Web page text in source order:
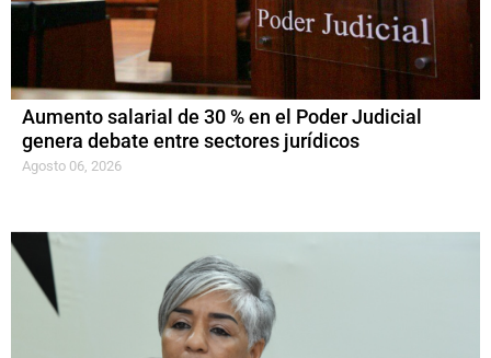
Aumento salarial de 30 % en el Poder Judicial
genera debate entre sectores jurídicos
Agosto 06, 2026